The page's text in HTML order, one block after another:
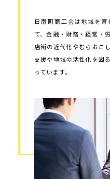
日南町商工会は地域を
て、金融・財務・経営・
店街の近代化やむらおこ
支援や地域の活性化を図
っています。